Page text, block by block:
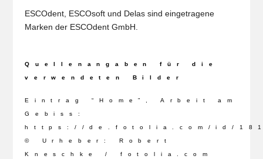
ESCOdent, ESCOsoft und Delas sind eingetragene
Marken der ESCOdent GmbH.
Quellenangaben für die
verwendeten Bilder
Eintrag “Home”, Arbeit am
Gebiss:
https://de.fotolia.com/id/
© Urheber: Robert
Kneschke / fotolia.com